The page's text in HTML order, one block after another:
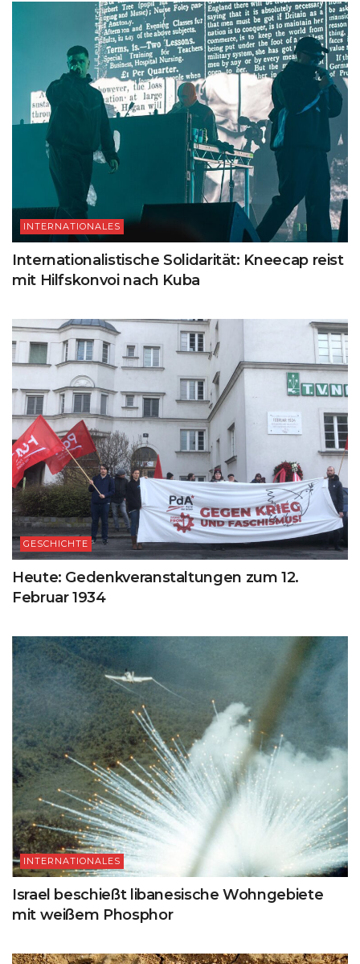
INTERNATIONALES
Internationalistische Solidarität: Kneecap reist
mit Hilfskonvoi nach Kuba
GESCHICHTE
Heute: Gedenkveranstaltungen zum 12.
Februar 1934
INTERNATIONALES
Israel beschießt libanesische Wohngebiete
mit weißem Phosphor